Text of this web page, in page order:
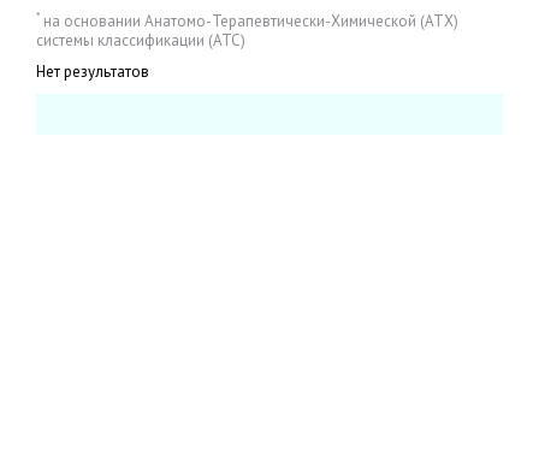
* на основании Анатомо-Терапевтически-Химической (АТХ)
системы классификации (АТС)
Нет результатов